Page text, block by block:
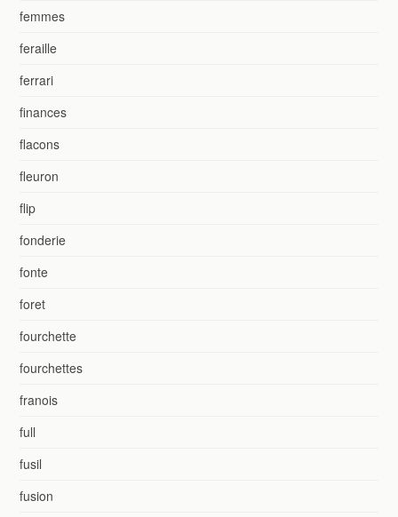
femmes
feraille
ferrari
finances
flacons
fleuron
flip
fonderie
fonte
foret
fourchette
fourchettes
franois
full
fusil
fusion